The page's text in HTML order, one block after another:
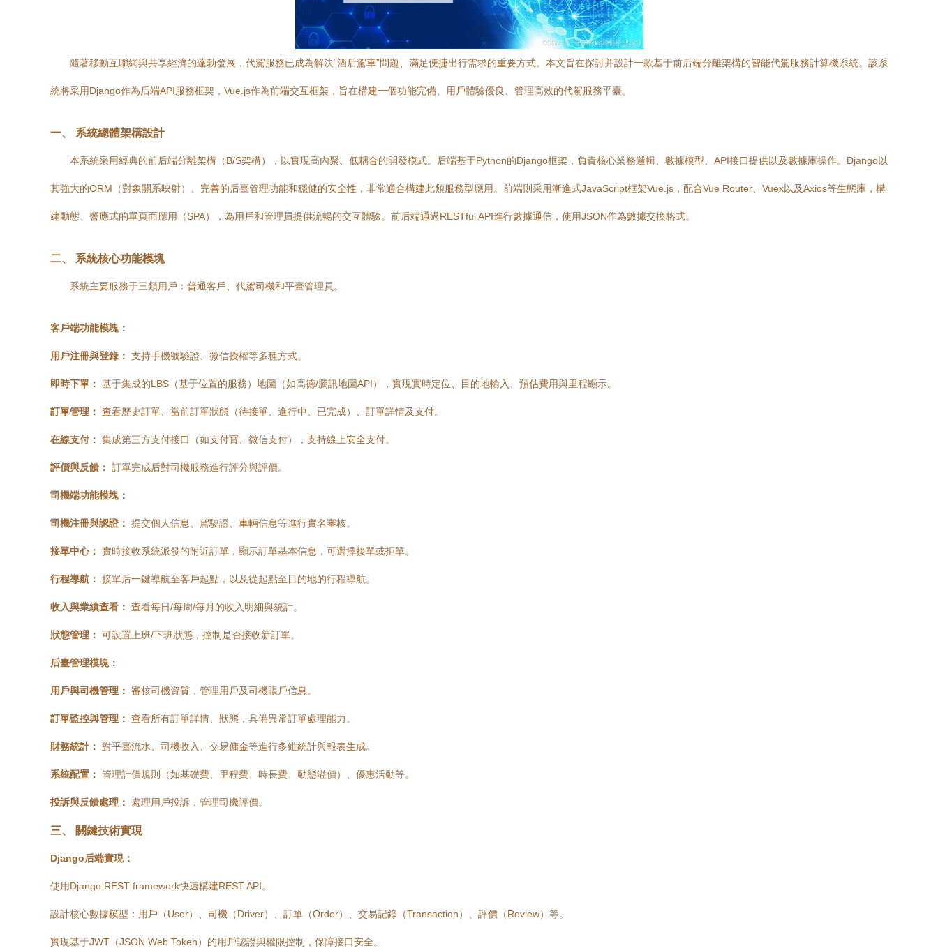
隨著移動互聯網與共享經濟的蓬勃發展，代駕服務已成為解決“酒后駕車”問題、滿足便捷出行需求的重要方式。本文旨在探討并設計一款基于前后端分離架構的智能代駕服務計算機系統。該系
統將采用Django作為后端API服務框架，Vue.js作為前端交互框架，旨在構建一個功能完備、用戶體驗優良、管理高效的代駕服務平臺。
一、 系統總體架構設計
本系統采用經典的前后端分離架構（B/S架構），以實現高內聚、低耦合的開發模式。后端基于Python的Django框架，負責核心業務邏輯、數據模型、API接口提供以及數據庫操作。Django以
其強大的ORM（對象關系映射）、完善的后臺管理功能和穩健的安全性，非常適合構建此類服務型應用。前端則采用漸進式JavaScript框架Vue.js，配合Vue Router、Vuex以及Axios等生態庫，構
建動態、響應式的單頁面應用（SPA），為用戶和管理員提供流暢的交互體驗。前后端通過RESTful API進行數據通信，使用JSON作為數據交換格式。
二、 系統核心功能模塊
系統主要服務于三類用戶：普通客戶、代駕司機和平臺管理員。
客戶端功能模塊：
用戶注冊與登錄： 支持手機號驗證、微信授權等多種方式。
即時下單： 基于集成的LBS（基于位置的服務）地圖（如高德/騰訊地圖API），實現實時定位、目的地輸入、預估費用與里程顯示。
訂單管理： 查看歷史訂單、當前訂單狀態（待接單、進行中、已完成）、訂單詳情及支付。
在線支付： 集成第三方支付接口（如支付寶、微信支付），支持線上安全支付。
評價與反饋： 訂單完成后對司機服務進行評分與評價。
司機端功能模塊：
司機注冊與認證： 提交個人信息、駕駛證、車輛信息等進行實名審核。
接單中心： 實時接收系統派發的附近訂單，顯示訂單基本信息，可選擇接單或拒單。
行程導航： 接單后一鍵導航至客戶起點，以及從起點至目的地的行程導航。
收入與業績查看： 查看每日/每周/每月的收入明細與統計。
狀態管理： 可設置上班/下班狀態，控制是否接收新訂單。
后臺管理模塊：
用戶與司機管理： 審核司機資質，管理用戶及司機賬戶信息。
訂單監控與管理： 查看所有訂單詳情、狀態，具備異常訂單處理能力。
財務統計： 對平臺流水、司機收入、交易傭金等進行多維統計與報表生成。
系統配置： 管理計價規則（如基礎費、里程費、時長費、動態溢價）、優惠活動等。
投訴與反饋處理： 處理用戶投訴，管理司機評價。
三、 關鍵技術實現
Django后端實現：
使用Django REST framework快速構建REST API。
設計核心數據模型：用戶（User）、司機（Driver）、訂單（Order）、交易記錄（Transaction）、評價（Review）等。
實現基于JWT（JSON Web Token）的用戶認證與權限控制，保障接口安全。